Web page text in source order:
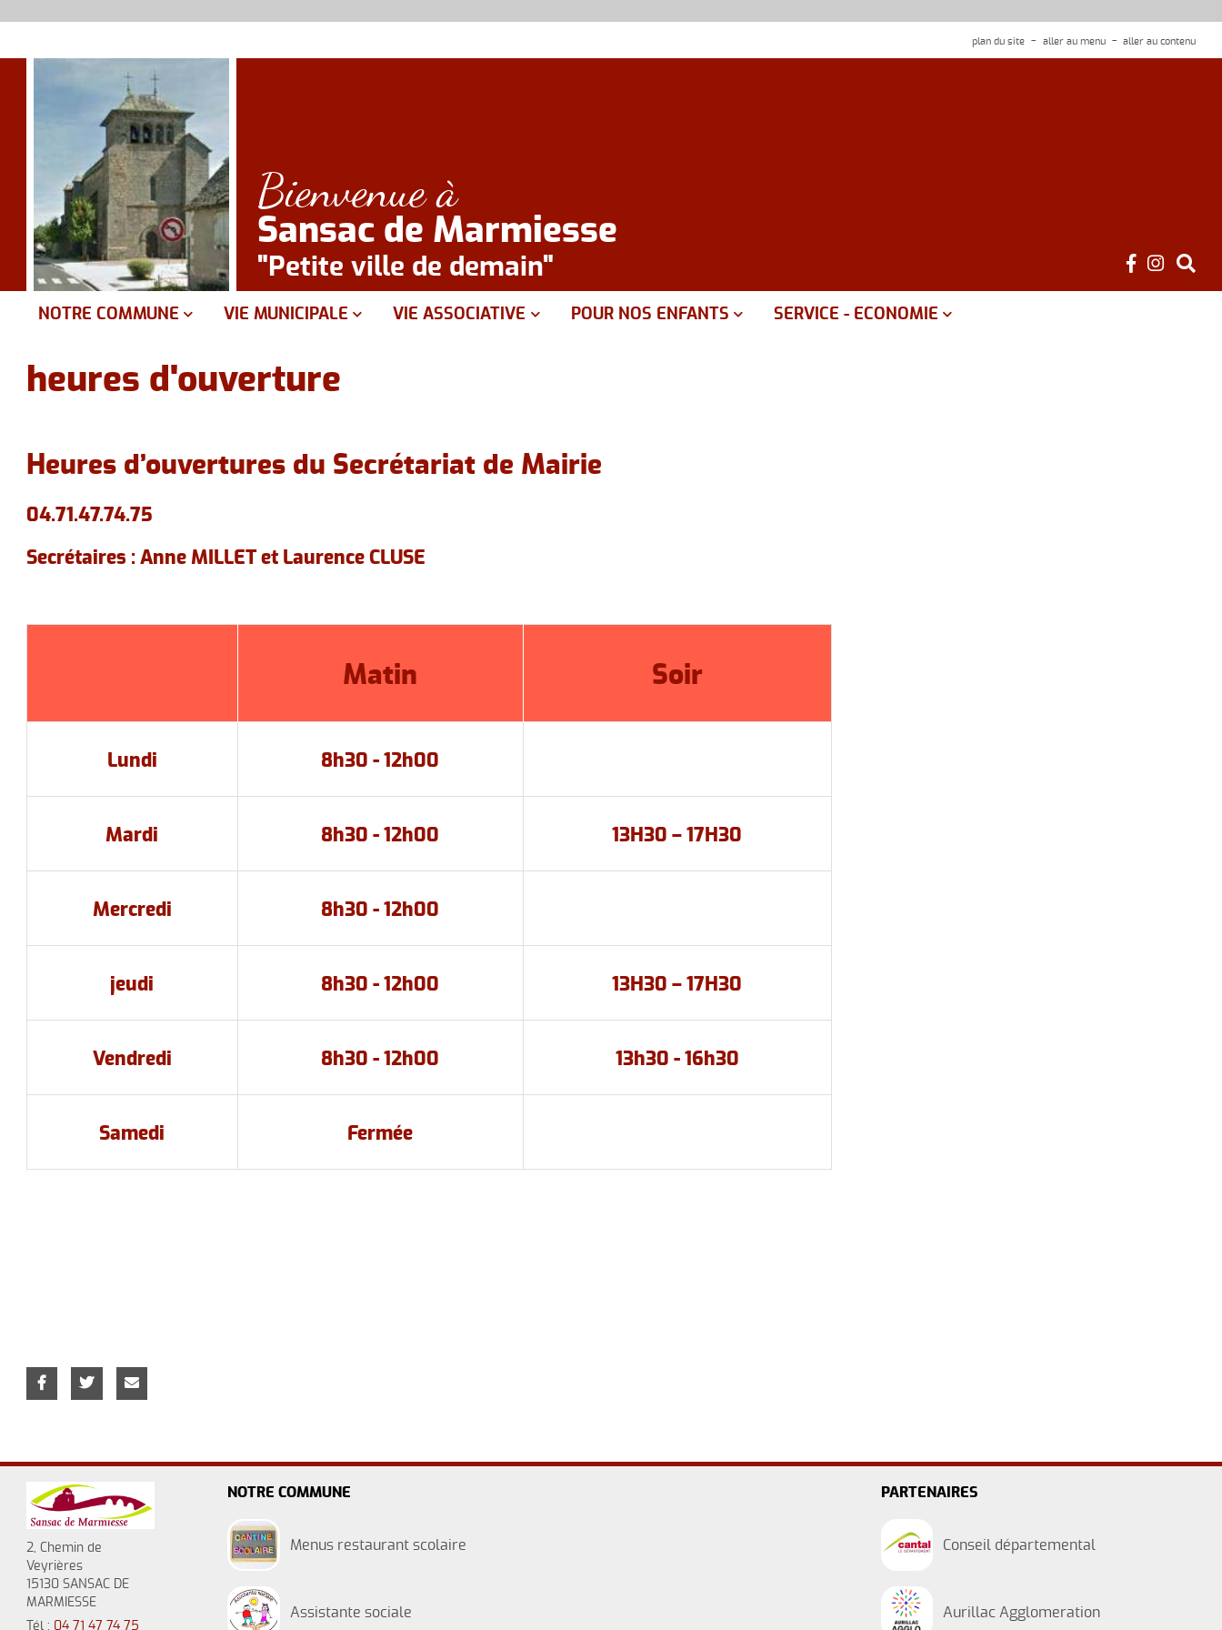
plan du site aller au menu aller au contenu
Bienvenue à
Sansac de Marmiesse
"Petite ville de demain"
NOTRE COMMUNE
Equipements
VIE MUNICIPALE
Mairie
Le personnel communal
VIE ASSOCIATIVE POUR NOS ENFANTS SERVICE - ECONOMIE
heures d'ouverture
Heures d’ouvertures du Secrétariat de Mairie
04.71.47.74.75
Secrétaires : Anne MILLET et Laurence CLUSE
Matin Soir
Lundi 8h30 - 12h00
Mardi 8h30 - 12h00 13H30 – 17H30
Mercredi 8h30 - 12h00
jeudi 8h30 - 12h00 13H30 – 17H30
Vendredi 8h30 - 12h00 13h30 - 16h30
Samedi Fermée
2, Chemin de
Veyrières
15130 SANSAC DE
MARMIESSE
Tél : 04 71 47 74 75
NOTRE COMMUNE
Menus restaurant scolaire
Assistante sociale
PARTENAIRES
Conseil départemental
Aurillac Agglomeration